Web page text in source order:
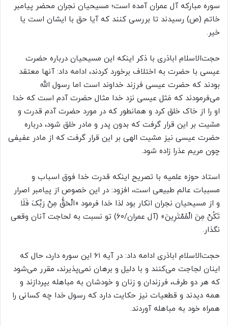
سوره مبارکه آل عمران آمده است؛ مسیحیان نجران محضر پیامبر
خاتم (ص) رسیدند تا بررسی کنند که آیا حق با ایشان است یا
خیر.
حجت‌الاسلام اباذری با ذکر اینکه این مسیحیان درباره حضرت
عیسی با حضرت به اختلاف برخورد کردند، ادامه داد: آنها معتقد
بودند که حضرت عیسی فرزند خداوند است اما رسول الله
می‌فرمودند که مَثل عیسی نزد خدا مثال حضرت آدم است که خدا
او را از خاک خلق کرد و همانطور که در مورد حضرت آدم قدرت و
مشیت بر این قرار گرفت که بدون پدر و مادر خلق شود، درباره
حضرت عیسی نیز مشیت الهی بر این قرار گرفت که از مادر عفیفی
چون مریم عذرا زاده شود.
استاد حوزه علمیه با تصریح اینکه قدرت خدا فوق اسباب و
مسببات عالم طبیعی است، افزود: در این خصوص از پیامبر اصرار
و از مسیحیان نجران انکار بود لذا خدا فرمود «الْحَقُّ مِنْ رَبِّکَ فَلَا
تَکُنْ مِنَ الْمُمْتَرِینَ» (آل عمران/۶۰) تو نسبت به لحاجت آنان وقعی
نگذار.
حجت‌الاسلام اباذری ادامه داد: در آیه ۶۱ این سوره دارد، حال که
اینان لجاجت می‌کنند و با دلیل و برهان نمی‌پذیرند، مقرر می‌شود
که هر دو طرف، فرزندان و زنان و خودشان به مباهله بپردازند و
همه دیدند و قطعیات نیز حکایت دارد که رسول خدا چه کسانی را
همراه خود به مباهله آوردند.